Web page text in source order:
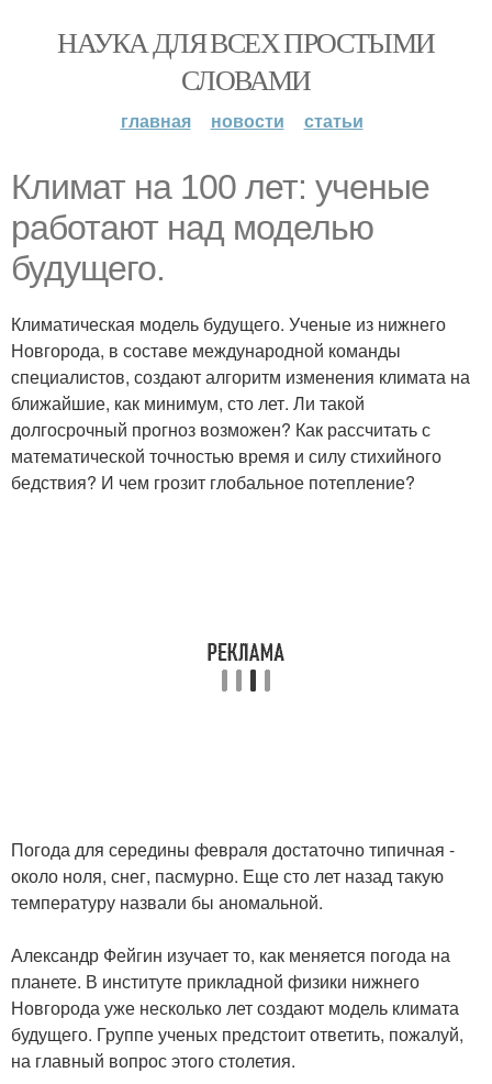
НАУКА ДЛЯ ВСЕХ ПРОСТЫМИ
СЛОВАМИ
главная новости статьи
Климат на 100 лет: ученые
работают над моделью
будущего.
Климатическая модель будущего. Ученые из нижнего
Новгорода, в составе международной команды
специалистов, создают алгоритм изменения климата на
ближайшие, как минимум, сто лет. Ли такой
долгосрочный прогноз возможен? Как рассчитать с
математической точностью время и силу стихийного
бедствия? И чем грозит глобальное потепление?
Погода для середины февраля достаточно типичная -
около ноля, снег, пасмурно. Еще сто лет назад такую
температуру назвали бы аномальной.
Александр Фейгин изучает то, как меняется погода на
планете. В институте прикладной физики нижнего
Новгорода уже несколько лет создают модель климата
будущего. Группе ученых предстоит ответить, пожалуй,
на главный вопрос этого столетия.